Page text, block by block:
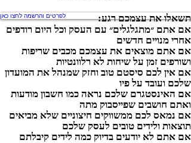
לפרטים והרשמה לחצו כאן
תשאלו את עצמכם רגע:
אם אתם ״מתגלגלים״ עם העסק וכל היום רודפים
אחרי מנויים חדשים
אם אתם מוצאים את עצמכם מכבים שריפות
ושורפים זמן על שיחות לא רלוונטיות
אם אין לכם סיסטם טוב וחזק שמנהל את המועדון
שלכם ועובד על פיו
אם האינסטגרם שלכם נראה כמו חשבון מודעות
ואתם חושבים שפייסבוק מתה
אם נמאס לכם ממשווקים חיצוניים שלא מביאים
תוצאות ולידים טובים לעסק שלכם
אם אתם לא יודעים בדיוק כמה לידים קיבלתם